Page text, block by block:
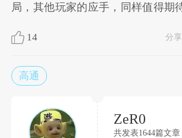
局，其他玩家的应手，同样值得期
14 分享
高通
ZeR0
共发表1644篇文章